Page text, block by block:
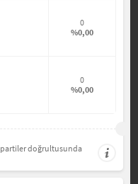
0
%0,00
0
%0,00
partiler doğrultusunda